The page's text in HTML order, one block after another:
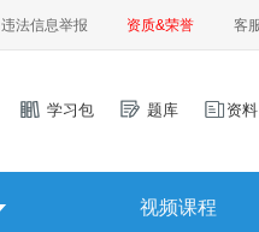
违法信息举报 资质&荣誉 客
学习包 题库 资料
视频课程